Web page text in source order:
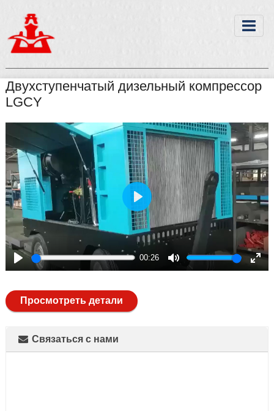
Двухступенчатый дизельный компрессор
LGCY
Play
00:26
Mute
Play
Просмотреть детали
Связаться с нами